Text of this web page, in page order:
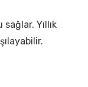
Yıllık